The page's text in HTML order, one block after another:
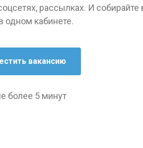
рассылках. И собирайте
одном кабинете.
более 5 минут